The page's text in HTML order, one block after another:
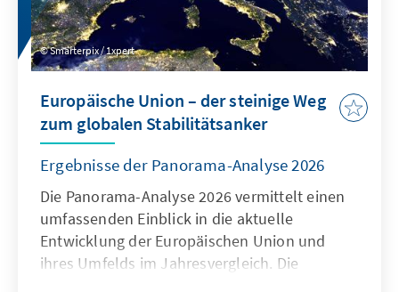
Smarterpix / 1xpert
Europäische Union – der steinige Weg
zum globalen Stabilitätsanker
Ergebnisse der Panorama-Analyse 2026
Die Panorama-Analyse 2026 vermittelt einen
umfassenden Einblick in die aktuelle
Entwicklung der Europäischen Union und
ihres Umfelds im Jahresvergleich. Die